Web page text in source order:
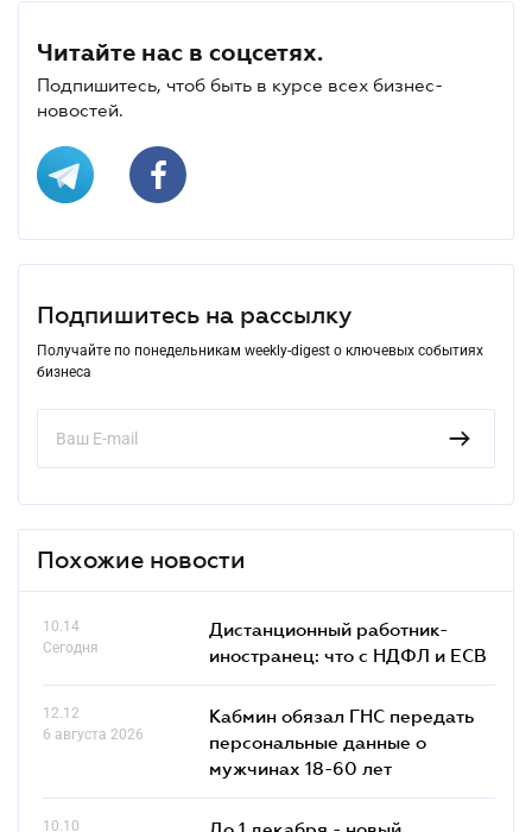
Читайте нас в соцсетях.
Подпишитесь, чтоб быть в курсе всех бизнес-
новостей.
Подпишитесь на рассылку
Получайте по понедельникам weekly-digest о ключевых событиях
бизнеса
Похожие новости
10.14
Сегодня
Дистанционный работник-
иностранец: что с НДФЛ и ЕСВ
12.12
6 августа 2026
Кабмин обязал ГНС передать
персональные данные о
мужчинах 18-60 лет
10.10